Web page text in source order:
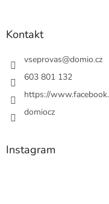
Kontakt
vseprovas@domio.cz
603 801 132
https://
domiocz
Instagram